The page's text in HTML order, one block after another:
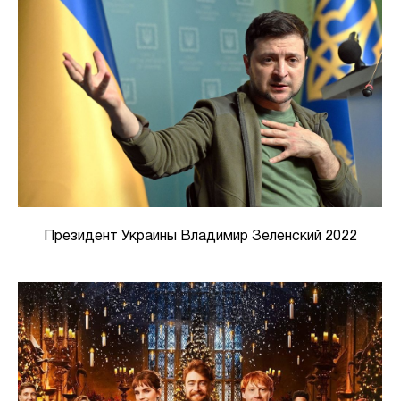
Президент Украины Владимир Зеленский 2022